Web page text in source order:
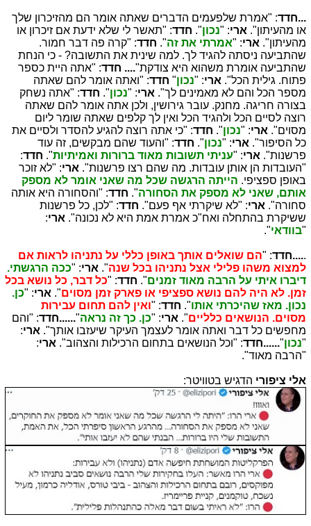
...חדד: "אמרת שלפעמים הדברים שאתה אומר הם מהזיכרון שלך
או מהעיתון". ארי: "נכון". חדד: "תאשר לי שלא ידעת אם זיכרון או
מהעיתון". ארי: "אמרתי את זה". חדד: "קרה פה דבר חמור.
שהתביעה ניסתה להגיד לך. למה שינית את התשובה? - כי הנחת
שהתביעה אומרת משהוא היא צודקת".... חדד: "אתה היית כספר
פתוח. גילית הכל". ארי: "נכון" חדד: "ואתה אומר להם שאתה
מספר הכל והם לא מאמינים לך". ארי: "נכון". חדד: "אתה נשחק
בצורה חריגה. מחנק. עובר גירושין, ולכן אתה אומר להם שאתה
רוצה לסיים הכל ולהגיד הכל ואין לך קלפים שאתה שומר ליום
מסוים". ארי: "נכון". חדד: "כי אתה רוצה להגיע להסדר ולסיים את
כל הסיפור". ארי: "נכון". חדד: "והעוד שהם מבקשים, זה עוד
פרשנות". ארי: "עניתי תשובות מאוד ברורות ואמיתיות". חדד:
"העובדות הן אותן עובדות. מה שהם רצו פרשנות". ארי: "לא זוכר
באופן ספציפי. הייתה הרגשה שכל מה שאני אומר לא מספק
אותם, שאני לא מספק את הסחורה". חדד: "והסחורה היא אותה
סחורה". ארי: "לא שיקרתי אף פעם". חדד: "לכן, כל פרשנות
ששיקרת בהתחלה ואח"כ אמרת אמת היא לא נכונה". ארי:
"בוודאי".
.....חדד: "הם שואלים אותך באופן כללי על נתניהו לראות אם
למצוא משהו פלילי אצל נתניהו בכל שנה". ארי: "ככה הרגשתי.
דיברו איתי על הרבה מאוד זמנים". חדד: "כל דבר, כל נושא בכל
זמן. לא היה להם נושא ספציפי או פארק זמן מסוים". ארי: "כן.
נכון. מאז שהיכרתי אותו". חדד: "ואין להם תחום עבירות
מסוים. הנושאים כלליים". ארי: "כן. כך זה נראה"......חדד: "והם
מחפשים כל דבר ואתה אומר לעצמך העיקר שיעזבו אותך". ארי:
"נכון"......חדד: "וכל הנושאים בתחום הרכילות והצהוב". ארי:
"הרבה מאוד".
אלי ציפורי הדגיש בטוויטר: